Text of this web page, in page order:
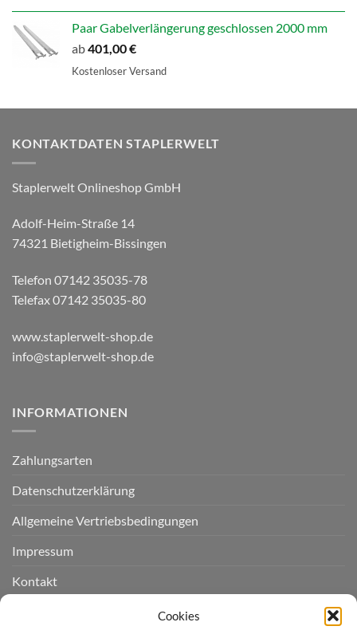
Cookies
Paar Gabelverlängerung geschlossen 2000 mm
ab401,00€
Kostenloser Versand
KONTAKTDATEN STAPLERWELT
Staplerwelt Onlineshop GmbH
Adolf-Heim-Straße 14
74321 Bietigheim-Bissingen
Telefon 07142 35035-78
Telefax 07142 35035-80
www.staplerwelt-shop.de
info@staplerwelt-shop.de
INFORMATIONEN
Zahlungsarten
Datenschutzerklärung
Allgemeine Vertriebsbedingungen
Impressum
Kontakt